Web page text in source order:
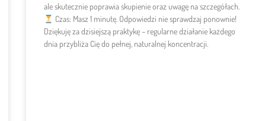
ale skutecznie poprawia skupienie oraz uwagę na szczegółach.
Czas: Masz 1 minutę. Odpowiedzi nie sprawdzaj ponownie!
Dziękuję za dzisiejszą praktykę – regularne działanie każdego
dnia przybliża Cię do pełnej, naturalnej koncentracji.